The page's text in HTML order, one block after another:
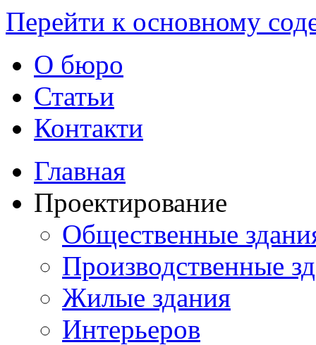
Перейти к основному
О бюро
Статьи
Контакти
Главная
Проектирование
Общественные
Производственные
Жилые здания
Интерьеров